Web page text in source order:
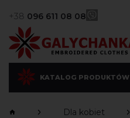
+38 096 611 08 08
KATALOG PRODUKTÓW
Dla kobiet